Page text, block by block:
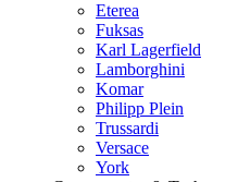
Eterea
Fuksas
Karl Lagerfield
Lamborghini
Komar
Philipp Plein
Trussardi
Versace
York